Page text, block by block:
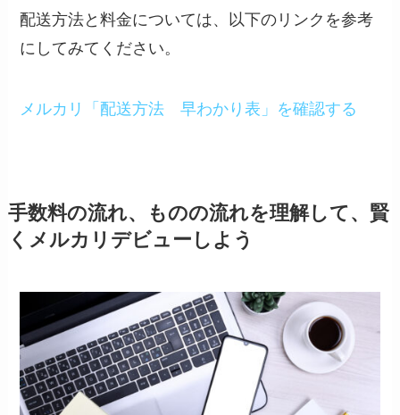
配送方法と料金については、以下のリンクを参考
にしてみてください。
メルカリ「配送方法 早わかり表」を確認する
手数料の流れ、ものの流れを理解して、賢
くメルカリデビューしよう